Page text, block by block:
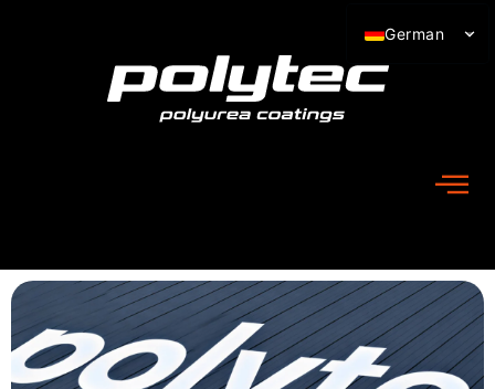
German
Croatian